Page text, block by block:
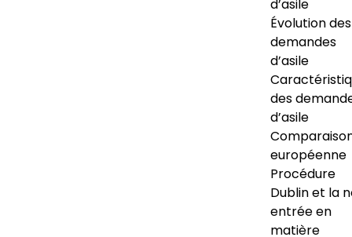
d’asile
Évolution des
demandes
d’asile
des
d’asile
européenne
Procédure
Dublin et la
entrée en
matière